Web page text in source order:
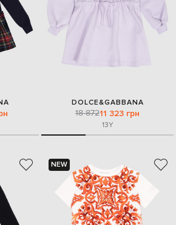
DOLCE&GABBANA
18 87211 323 грн
13Y
NEW